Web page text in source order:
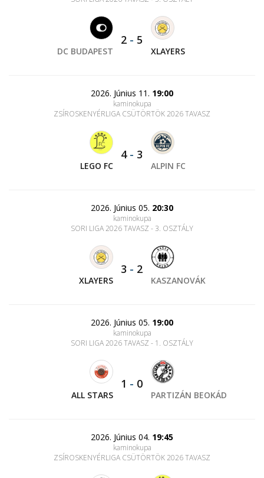
DC BUDAPEST
2 - 5
XLAYERS
2026. Június 11. 19:00
kaminokupa
ZSÍROSKENYÉRLIGA CSÜTÖRTÖK 2026 TAVASZ
LEGO FC
4- 3
ALPIN FC
2026. Június 05. 20:30
kaminokupa
SORI LIGA 2026 TAVASZ - 3. OSZTÁLY
XLAYERS
3 - 2
KASZANOVÁK
2026. Június 05. 19:00
kaminokupa
SORI LIGA 2026 TAVASZ - 1. OSZTÁLY
ALL STARS
1 - 0
PARTIZÁN BEOKÁD
2026. Június 04. 19:45
kaminokupa
ZSÍROSKENYÉRLIGA CSÜTÖRTÖK 2026 TAVASZ